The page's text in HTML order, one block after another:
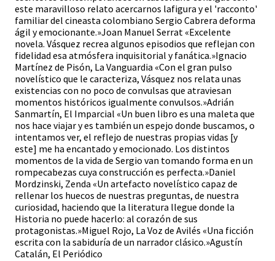
este maravilloso relato acercarnos lafigura y el 'racconto'
familiar del cineasta colombiano Sergio Cabrera deforma
ágil y emocionante.»Joan Manuel Serrat «Excelente
novela. Vásquez recrea algunos episodios que reflejan con
fidelidad esa atmósfera inquisitorial y fanática.»Ignacio
Martínez de Pisón, La Vanguardia «Con el gran pulso
novelístico que le caracteriza, Vásquez nos relata unas
existencias con no poco de convulsas que atraviesan
momentos históricos igualmente convulsos.»Adrián
Sanmartín, El Imparcial «Un buen libro es una maleta que
nos hace viajar y es también un espejo donde buscamos, o
intentamos ver, el reflejo de nuestras propias vidas [y
este] me ha encantado y emocionado. Los distintos
momentos de la vida de Sergio van tomando forma en un
rompecabezas cuya construcción es perfecta.»Daniel
Mordzinski, Zenda «Un artefacto novelístico capaz de
rellenar los huecos de nuestras preguntas, de nuestra
curiosidad, haciendo que la literatura llegue donde la
Historia no puede hacerlo: al corazón de sus
protagonistas.»Miguel Rojo, La Voz de Avilés «Una ficción
escrita con la sabiduría de un narrador clásico.»Agustín
Catalán, El Periódico